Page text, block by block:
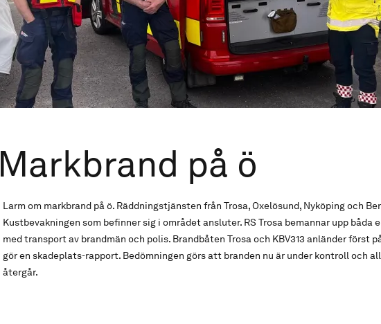
Markbrand på ö
Larm om markbrand på ö. Räddningstjänsten från Trosa, Oxelösund, Nyköping och
Kustbevakningen som befinner sig i området ansluter. RS Trosa bemannar upp båda
med transport av brandmän och polis. Brandbåten Trosa och KBV313 anländer först
gör en skadeplats-rapport. Bedömningen görs att branden nu är under kontroll och
återgår.